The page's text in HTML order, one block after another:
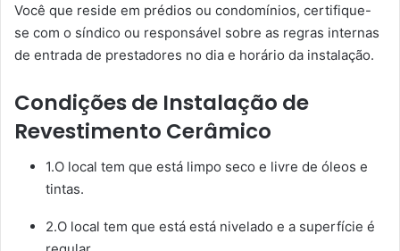
Você que reside em prédios ou condomínios, certifique-
se com o síndico ou responsável sobre as regras internas
de entrada de prestadores no dia e horário da instalação.
Condições de Instalação de
Revestimento Cerâmico
1.O local tem que está limpo seco e livre de óleos e
tintas.
2.O local tem que está está nivelado e a superfície é